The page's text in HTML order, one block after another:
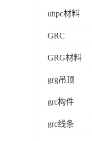
uhpc材料
GRC
GRG材料
grg吊顶
grc构件
grc线条